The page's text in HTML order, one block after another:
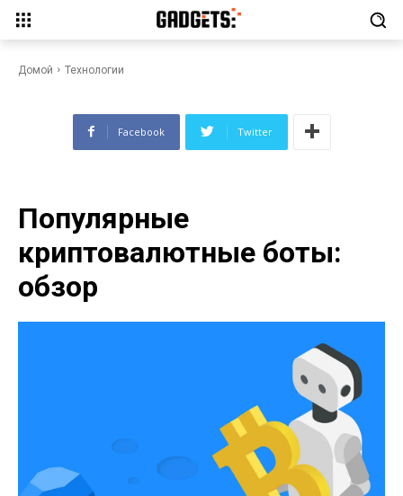
Домой Технологии
Популярные криптовалютные
Facebook Twitter
Популярные
криптовалютные боты:
обзор